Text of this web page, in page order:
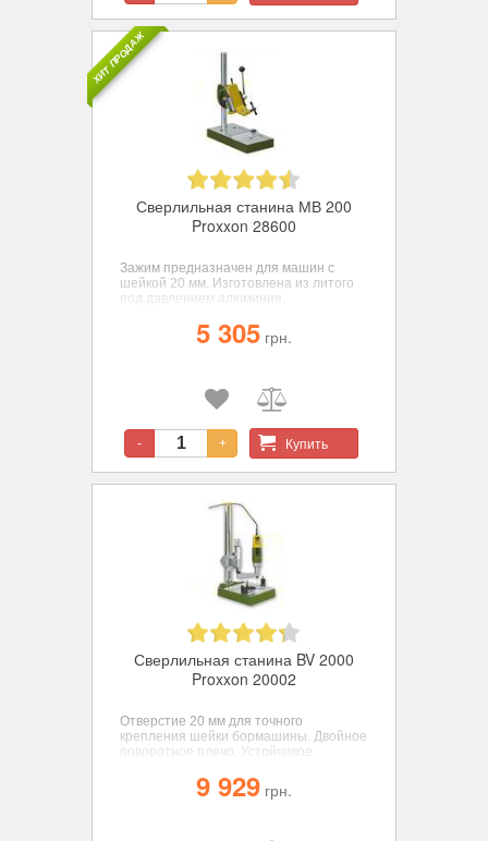
ХИТ ПРОДАЖ
Сверлильная станина МВ 200
Proxxon 28600
Зажим предназначен для машин с
шейкой 20 мм. Изготовлена из литого
под давлением алюминия,
станке с ЧПУ. Поворотная на 90˚ голова
с круговой шкалой.
5 305 грн.
- + Купить
Сверлильная станина BV 2000
Proxxon 20002
Отверстие 20 мм для точного
крепления шейки бормашины. Двойное
поворотное плечо. Устойчивое
столом 200 х 200 мм и двумя Т-
образными пазами.
9 929 грн.